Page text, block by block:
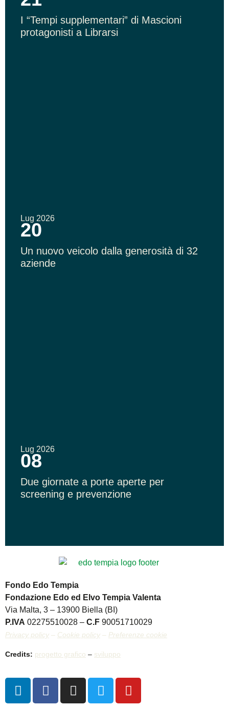
I “Tempi supplementari” di Mascioni
protagonisti a Librarsi
Lug 2026
20
Un nuovo veicolo dalla generosità di 32
aziende
Lug 2026
08
Due giornate a porte aperte per
screening e prevenzione
Fondo Edo Tempia
Fondazione Edo ed Elvo Tempia Valenta
Via Malta, 3 – 13900 Biella (BI)
P.IVA 02275510028 – C.F 90051710029
Privacy policy – Cookie policy – Preferenze cookie
Credits: progetto grafico – sviluppo